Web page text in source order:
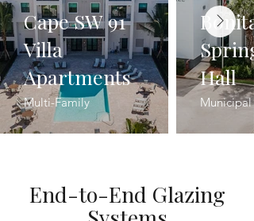
Cape SW 91
Villa
Apartments
Multi-Family
Bonita
Hall
Municipal
End-to-End Glazing